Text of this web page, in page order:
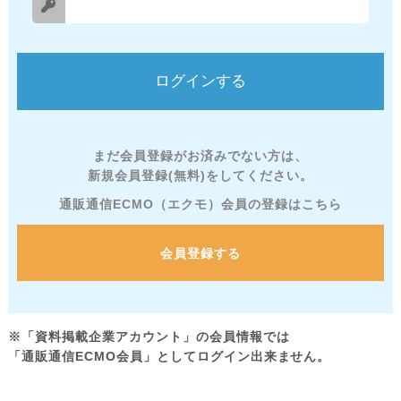
まだ会員登録がお済みでない方は、
新規会員登録(無料)をしてください。
通販通信ECMO（エクモ）会員の登録はこちら
会員登録する
※「資料掲載企業アカウント」の会員情報では
「通販通信ECMO会員」としてログイン出来ません。